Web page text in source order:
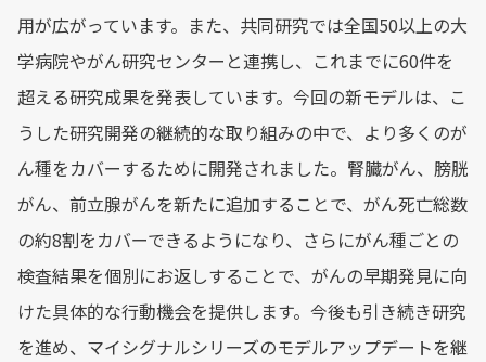
用が広がっています。また、共同研究では全国50以上の大
学病院やがん研究センターと連携し、これまでに60件を
超える研究成果を発表しています。今回の新モデルは、こ
うした研究開発の継続的な取り組みの中で、より多くのが
ん種をカバーするために開発されました。腎臓がん、膀胱
がん、前立腺がんを新たに追加することで、がん死亡総数
の約8割をカバーできるようになり、さらにがん種ごとの
検査結果を個別にお返しすることで、がんの早期発見に向
けた具体的な行動機会を提供します。今後も引き続き研究
を進め、マイシグナルシリーズのモデルアップデートを継